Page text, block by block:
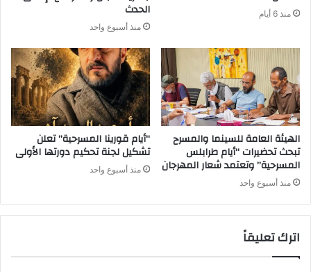
منذ 6 أيام الحدث
منذ أسبوع واحد
الهيئة العامة للسينما والمسرح
تبحث تحضيرات “أيام طرابلس
المسرحية” وتعتمد شعار المهرجان
منذ أسبوع واحد
“أيام قورينا المسرحية” تعلن
تشكيل لجنة تحكيم دورتها الأولى
منذ أسبوع واحد
اترك تعليقاً